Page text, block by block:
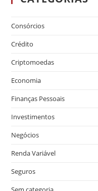
Consórcios
Crédito
Criptomoedas
Economia
Finanças Pessoais
Investimentos
Negócios
Renda Variável
Seguros